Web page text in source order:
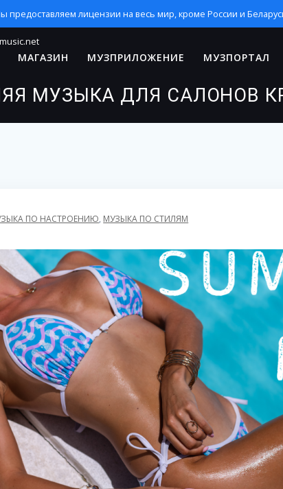
лицензии на весь мир, кроме России и
МАГАЗИН МУЗПРИЛОЖЕНИЕ МУЗПОРТАЛ
МУЗЫКА ДЛЯ САЛОНОВ
ПО НАСТРОЕНИЮ, МУЗЫКА ПО СТИЛЯМ